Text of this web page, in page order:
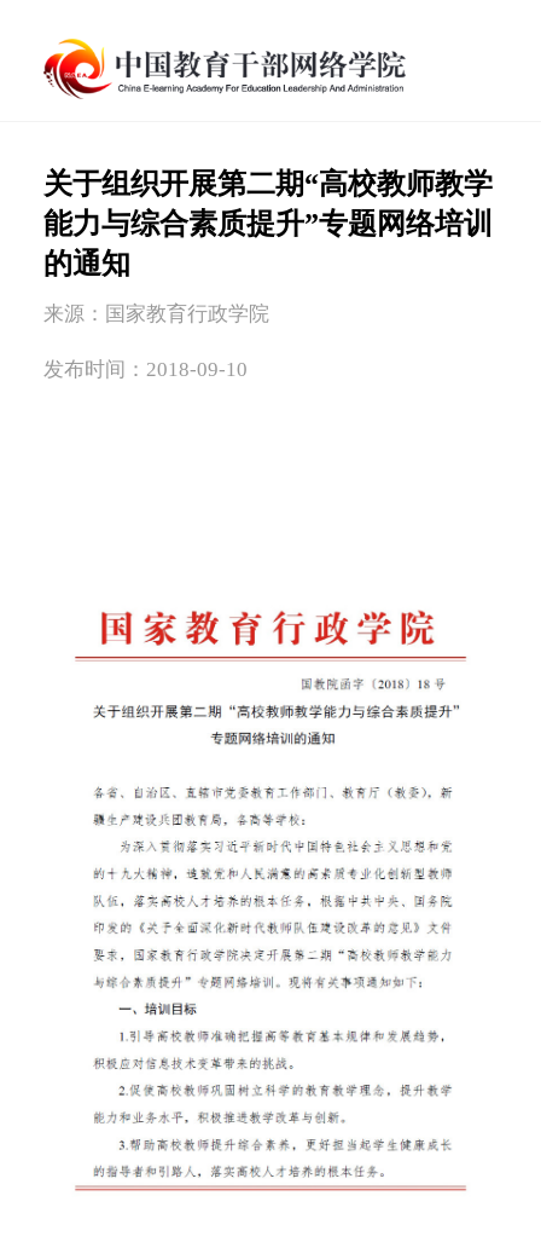
关于组织开展第二期“高校教师教学
能力与综合素质提升”专题网络培训
的通知
来源：国家教育行政学院
发布时间：2018-09-10